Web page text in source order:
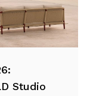
Studio